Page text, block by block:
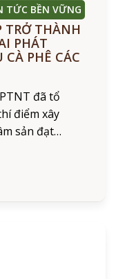
TỨC BỀN VỮNG
TRỞ THÀNH
PHÁT
PHÊ CÁC
đã tổ
điểm xây
sản đạt